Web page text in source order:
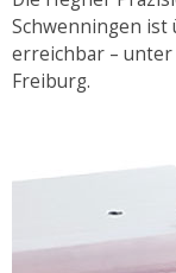
Schwenningen ist
erreichbar –
Freiburg.